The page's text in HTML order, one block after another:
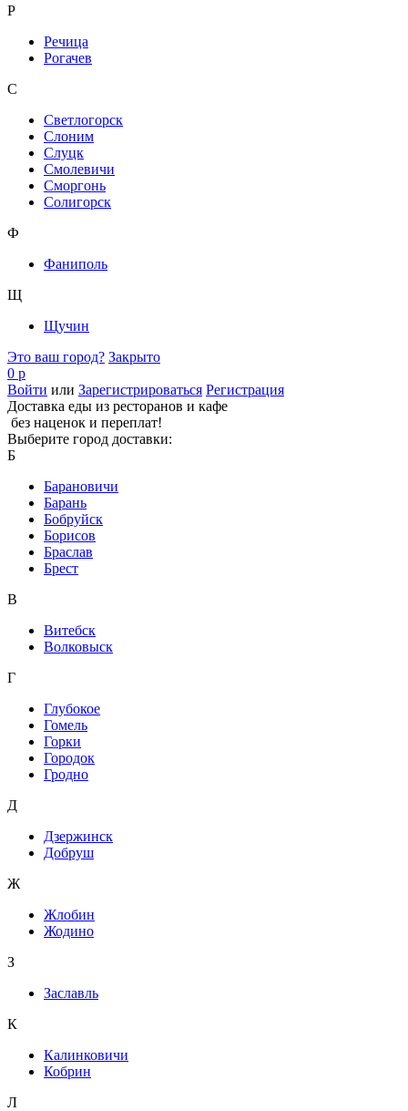
Р
Речица
Рогачев
С
Светлогорск
Слоним
Слуцк
Смолевичи
Сморгонь
Солигорск
Ф
Фаниполь
Щ
Щучин
Это ваш город? Закрыто
0 р
Войти или Зарегистрироваться Регистрация
Доставка еды из ресторанов и кафе
без наценок и переплат!
Выберите город доставки:
Б
Барановичи
Барань
Бобруйск
Борисов
Браслав
Брест
В
Витебск
Волковыск
Г
Глубокое
Гомель
Горки
Городок
Гродно
Д
Дзержинск
Добруш
Ж
Жлобин
Жодино
З
Заславль
К
Калинковичи
Кобрин
Л